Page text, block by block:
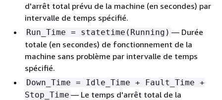
d'arrêt total prévu de la machine (en secondes) par
intervalle de temps spécifié.
Run_Time = statetime(Running) — Durée
totale (en secondes) de fonctionnement de la
machine sans problème par intervalle de temps
spécifié.
Down_Time = Idle_Time + Fault_Time +
Stop_Time — Le temps d'arrêt total de la